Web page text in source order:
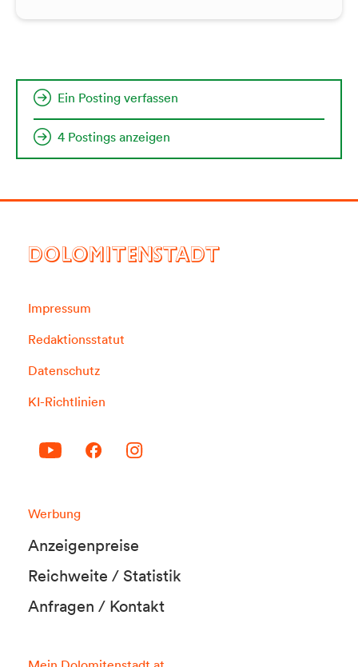
Ein Posting verfassen
4 Postings anzeigen
DOLOMITENSTADT
Impressum
Redaktionsstatut
Datenschutz
KI-Richtlinien
Werbung
Anzeigenpreise
Reichweite / Statistik
Anfragen / Kontakt